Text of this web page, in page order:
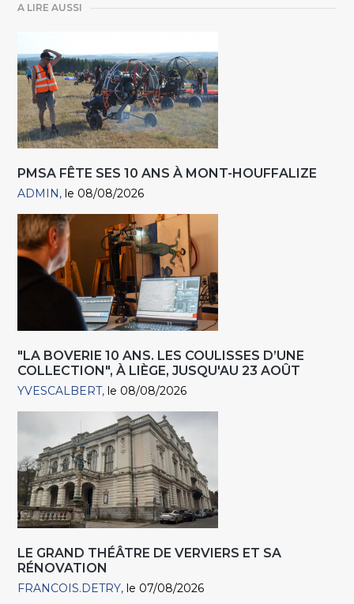
A LIRE AUSSI
PMSA FÊTE SES 10 ANS À MONT-HOUFFALIZE
ADMIN le 08/08/2026
"LA BOVERIE 10 ANS. LES COULISSES D’UNE
COLLECTION", À LIÈGE, JUSQU'AU 23 AOÛT
YVESCALBERT le 08/08/2026
LE GRAND THÉÂTRE DE VERVIERS ET SA
RÉNOVATION
FRANCOIS.DETRY le 07/08/2026